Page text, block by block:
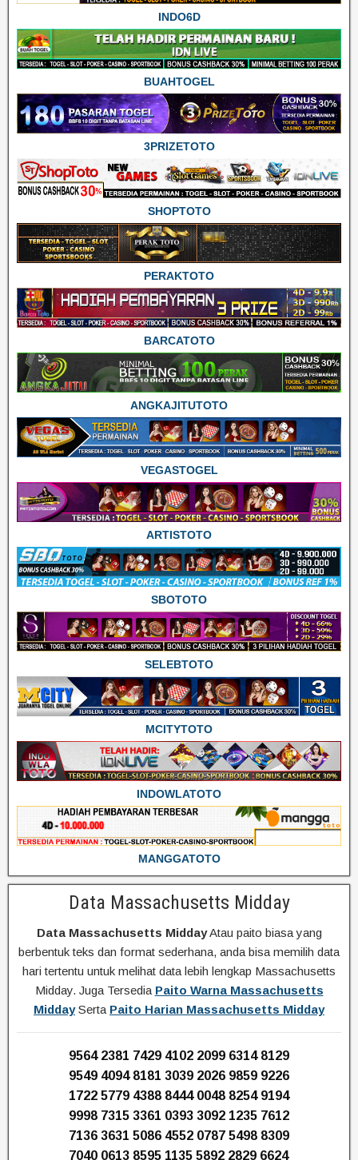
INDO6D
BUAHTOGEL
3PRIZETOTO
SHOPTOTO
PERAKTOTO
BARCATOTO
ANGKAJITUTOTO
VEGASTOGEL
ARTISTOTO
SBOTOTO
SELEBTOTO
MCITYTOTO
INDOWLATOTO
MANGGATOTO
Data Massachusetts Midday
Data Massachusetts MiddayAtau paito biasa yang
berbentuk teks dan format sederhana, anda bisa memilih data
hari tertentu untuk melihat data lebih lengkap Massachusetts
Midday. Juga Tersedia Paito Warna Massachusetts
Midday Serta Paito Harian Massachusetts Midday
9564 2381 7429 4102 2099 6314 8129
9549 4094 8181 3039 2026 9859 9226
1722 5779 4388 8444 0048 8254 9194
9998 7315 3361 0393 3092 1235 7612
7136 3631 5086 4552 0787 5498 8309
7040 0613 8595 1135 5892 2829 6624